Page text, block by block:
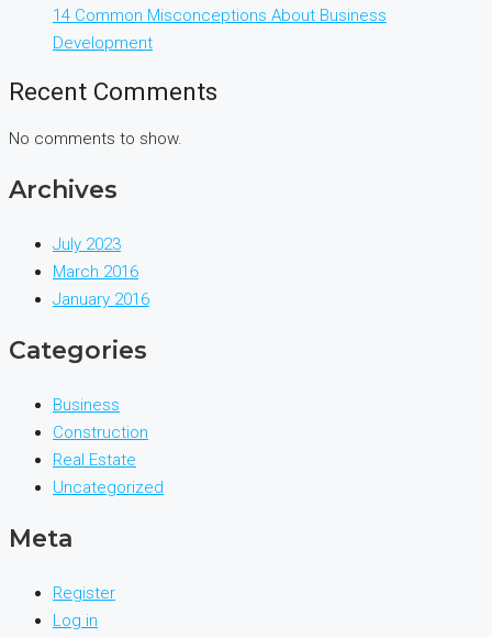
14 Common Misconceptions About Business
Development
Recent Comments
No comments to show.
Archives
July 2023
March 2016
January 2016
Categories
Business
Construction
Real Estate
Uncategorized
Meta
Register
Log in